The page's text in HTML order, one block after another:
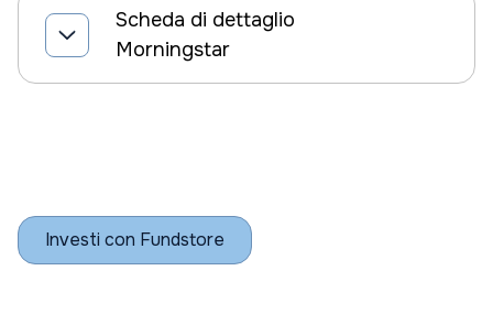
Scheda di dettaglio
Morningstar
Investi con Fundstore